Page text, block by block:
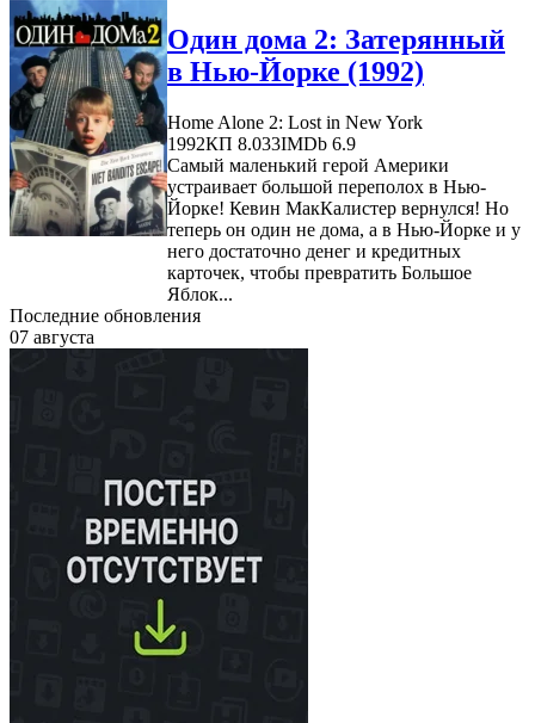
Один дома 2: Затерянный
в Нью-Йорке (1992)
Home Alone 2: Lost in New York
1992КП 8.033IMDb 6.9
Самый маленький герой Америки
устраивает большой переполох в Нью-
Йорке! Кевин МакКалистер вернулся! Но
теперь он один не дома, а в Нью-Йорке и у
него достаточно денег и кредитных
карточек, чтобы превратить Большое
Яблок...
Последние обновления
07 августа